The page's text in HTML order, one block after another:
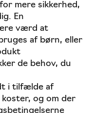
mere sikkerhed,
En
værd at
af børn, eller
de behov, du
i tilfælde af
og om der